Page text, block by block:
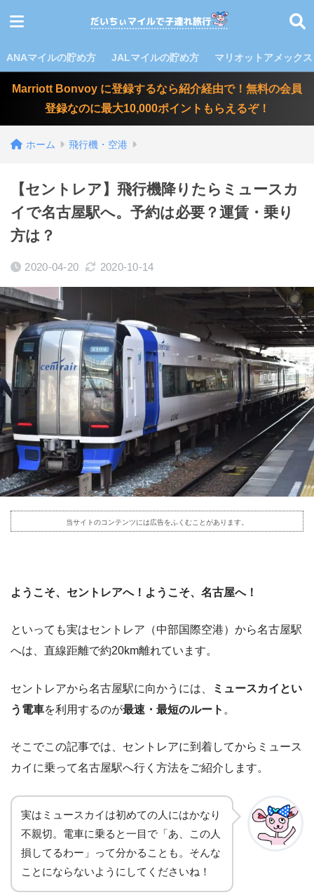
ANAマイルの貯め方 JALマイルの貯め方 マリオットアメック
Marriott Bonvoy に登録するなら紹介経由で！無料の会員
登録なのに最大10,000ポイントもらえるぞ！
ホーム 飛行機・空港
【セントレア】飛行機降りたらミュースカ
イで名古屋駅へ。予約は必要？運賃・乗り
方は？
2020-04-20 2020-10-14
当サイトのコンテンツには広告をふくむことがあります。
ようこそ、セントレアへ！ようこそ、名古屋へ！
といっても実はセントレア（中部国際空港）から名古屋駅
へは、直線距離で約20km離れています。
セントレアから名古屋駅に向かうには、
ミュースカイとい
う電車を利用するのが最速・最短のルート 。
そこでこの記事では、セントレアに到着してからミュース
カイに乗って名古屋駅へ行く方法をご紹介します。
実はミュースカイは初めての人にはかなり
不親切。電車に乗ると一目で「あ、この人
損してるわー」って分かることも。そんな
ことにならないようにしてくださいね！